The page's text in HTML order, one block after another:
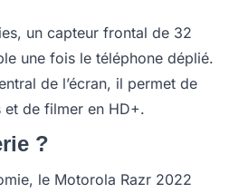
un capteur frontal de 32
une fois le téléphone déplié.
de l’écran, il permet de
et de filmer en HD+.
?
le Motorola Razr 2022